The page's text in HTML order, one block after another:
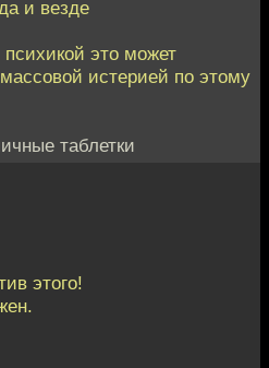
и везде
это может
истерией по этому
таблетки
этого!